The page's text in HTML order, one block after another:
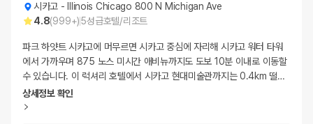
시카고 -
Illinois Chicago 800 N Michigan Ave
4.8(999+)5성급호텔/리조트
파크 하얏트 시카고에 머무르면 시카고 중심에 자리해 시카고 워터 타워
에서 가까우며 875 노스 미시간 애비뉴까지도 도보 10분 이내로 이동할
수 있습니다. 이 럭셔리 호텔에서 시카고 현대미술관까지는 0.4km 떨…
상세정보 확인